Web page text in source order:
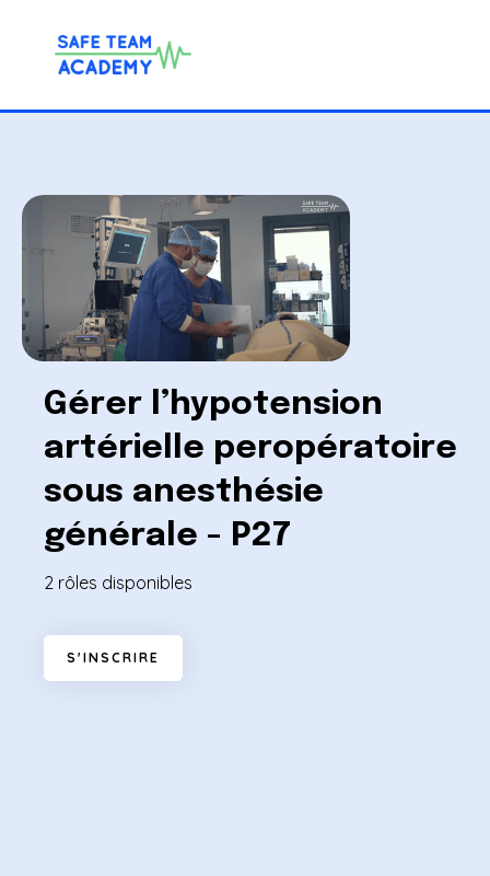
Gérer l’hypotension
artérielle peropératoire
sous anesthésie
générale - P27
2 rôles disponibles
S ' INS CRIRE